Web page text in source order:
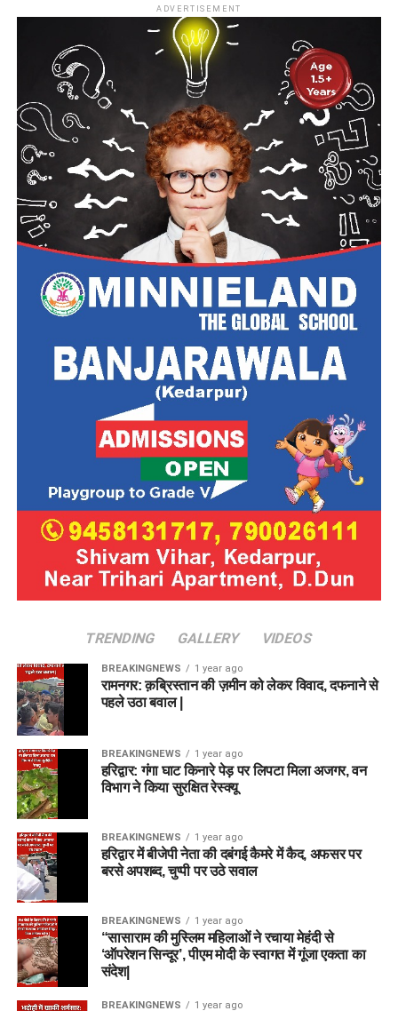
ADVERTISEMENT
TRENDING GALLERY VIDEOS
BREAKINGNEWS 1 year ago
रामनगर: क़ब्रिस्तान की ज़मीन को लेकर विवाद, दफनाने से
पहले उठा बवाल |
BREAKINGNEWS 1 year ago
हरिद्वार: गंगा घाट किनारे पेड़ पर लिपटा मिला अजगर, वन
विभाग ने किया सुरक्षित रेस्क्यू
BREAKINGNEWS 1 year ago
हरिद्वार में बीजेपी नेता की दबंगई कैमरे में कैद, अफसर पर
बरसे अपशब्द, चुप्पी पर उठे सवाल
BREAKINGNEWS 1 year ago
“सासाराम की मुस्लिम महिलाओं ने रचाया मेहंदी से
‘ऑपरेशन सिन्दूर’, पीएम मोदी के स्वागत में गूंजा एकता का
संदेश|
BREAKINGNEWS 1 year ago